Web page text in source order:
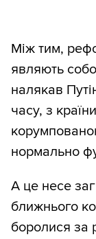
Між тим,
являють
налякав
часу, з
нормально
А це несе
ближнього
боролися за